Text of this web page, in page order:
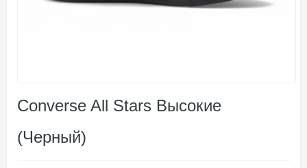
Converse All Stars Высокие
(Черный)